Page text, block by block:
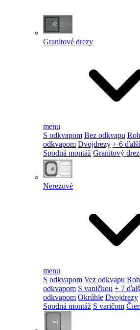
Granitové drezy
menu
S odkvapom Bez odkvapu
odkvapom Dvojdrezy + 6 ďalší
Spodná montáž Granitový
Nerezové
menu
S odkvapom Vez odkvapu
odkvapom S vaničkou + 7
odkvapom Okrúhle Dvojdrezy
Spodná montáž S varičom